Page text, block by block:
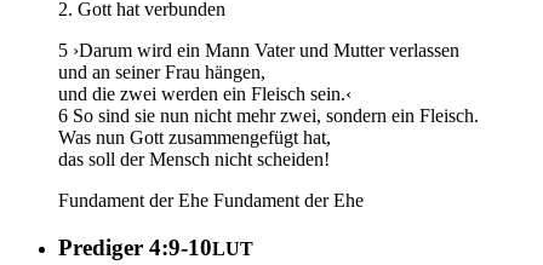
2. Gott hat verbunden
5 ›Darum wird ein Mann Vater und Mutter verlassen
und an seiner Frau hängen,
und die zwei werden ein Fleisch sein.‹
6 So sind sie nun nicht mehr zwei, sondern ein Fleisch.
Was nun Gott zusammengefügt hat,
das soll der Mensch nicht scheiden!
Fundament der Ehe Fundament der Ehe
Prediger 4:9-10LUT